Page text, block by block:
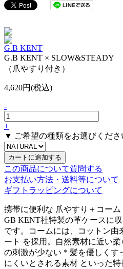
G.B KENT
G.B KENT × SLOW&STEADY
（爪やすり付き）
4,620円(税込)
-
+
▼ ご希望の種類をお選びくださ
この商品について質問する
お支払い方法・送料等について
ギフトラッピングについて
携帯に便利な 爪やすり＋コーム
GB KENT社特製の革ケースに
です。コームには、コットン由
ート を採用。自然素材に近い
の刺激が少ない * 髪を優しくす
にくいとされる素材 といった